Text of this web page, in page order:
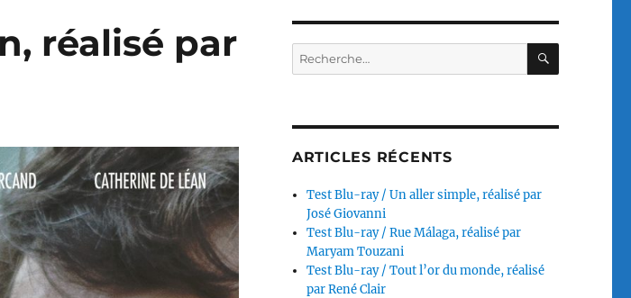
réalisé par
Recherche
pour :
ARTICLES RÉCENTS
Test Blu-ray / Un aller simple, réalisé par
José Giovanni
Test Blu-ray / Rue Málaga, réalisé par
Maryam Touzani
Test Blu-ray / Tout l’or du monde, réalisé
par René Clair